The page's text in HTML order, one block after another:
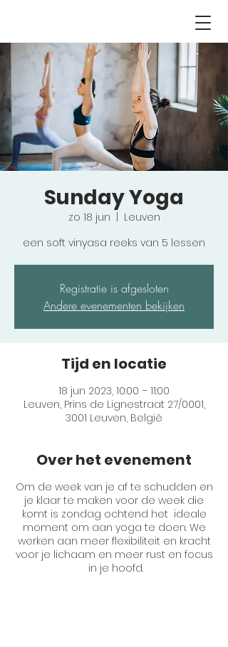
Sunday Yoga
zo 18 jun
Leuven
een soft vinyasa reeks van 5 lessen
Registratie is afgesloten
Andere evenementen bekijken
Tijd en locatie
18 jun 2023, 10:00 – 11:00
Leuven, Prins de Lignestraat 27/0001,
3001 Leuven, België
Over het evenement
Om de week van je af te schudden en
je klaar te maken voor de week die
komt is zondag ochtend het ideale
moment om aan yoga te doen. We
werken aan meer flexibiliteit en kracht
voor je lichaam en meer rust en focus
in je hoofd.